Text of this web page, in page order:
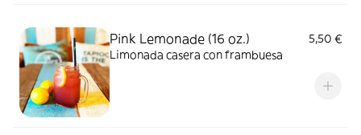
Pink Lemonade (16 oz.)
5,50 €
Limonada casera con frambuesa